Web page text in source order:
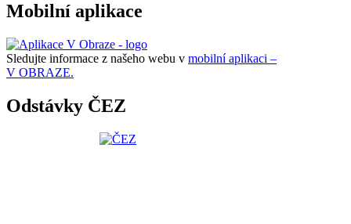
Mobilní aplikace
Sledujte informace z našeho webu v mobilní aplikaci –
V OBRAZE.
Odstávky ČEZ